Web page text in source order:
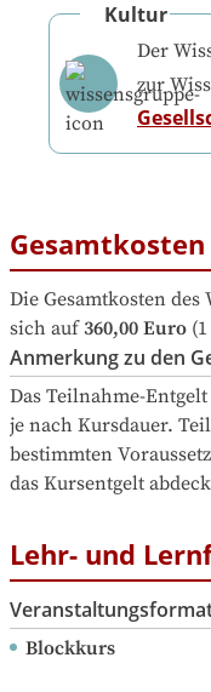
Kultur
Der
zur
Gesamtkosten
Die Gesamtkosten
sich auf 360,00 Euro
Anmerkung zu den
Das Teilnahme-
je nach Kursdauer.
bestimmten
das Kursentgelt
Lehr- und
Blockkurs